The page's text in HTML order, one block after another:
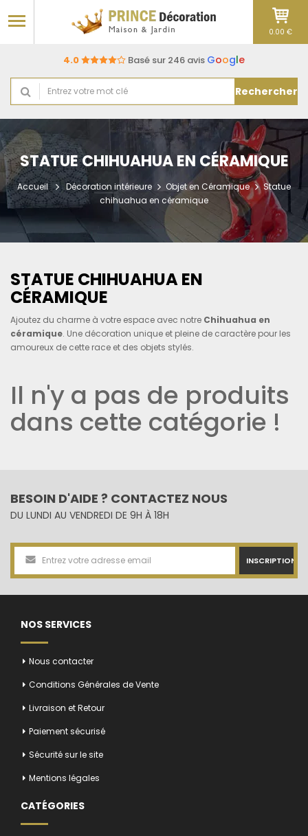
4.0 Basé sur 246 avis Google
Rechercher
0.00 €
STATUE CHIHUAHUA EN CÉRAMIQUE
Accueil Décoration intérieure Objet en Céramique
Statue
chihuahua en céramique
STATUE CHIHUAHUA EN
CÉRAMIQUE
Ajoutez du charme à votre espace avec notre Chihuahua en
céramique. Une décoration unique et pleine de caractère pour les
amoureux de cette race et des objets stylés.
Il n'y a pas de produits
dans cette catégorie !
BESOIN D'AIDE ? CONTACTEZ NOUS
DU LUNDI AU VENDREDI DE 9H À 18H
INSCRIPTION
NOS SERVICES
Nous contacter
Conditions Générales de Vente
Livraison et Retour
Paiement sécurisé
Sécurité sur le site
Mentions légales
CATÉGORIES